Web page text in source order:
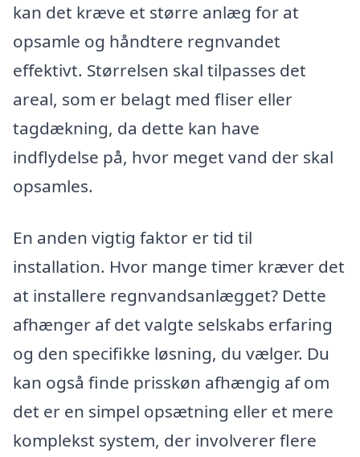
kan det kræve et større anlæg for at
opsamle og håndtere regnvandet
effektivt. Størrelsen skal tilpasses det
areal, som er belagt med fliser eller
tagdækning, da dette kan have
indflydelse på, hvor meget vand der skal
opsamles.
En anden vigtig faktor er tid til
installation. Hvor mange timer kræver det
at installere regnvandsanlægget? Dette
afhænger af det valgte selskabs erfaring
og den specifikke løsning, du vælger. Du
kan også finde prisskøn afhængig af om
det er en simpel opsætning eller et mere
komplekst system, der involverer flere